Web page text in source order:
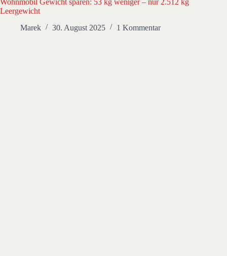
Wohnmobil Gewicht sparen: 53 kg weniger – nur 2.512 kg
Leergewicht
Marek
30. August 2025 1 Kommentar